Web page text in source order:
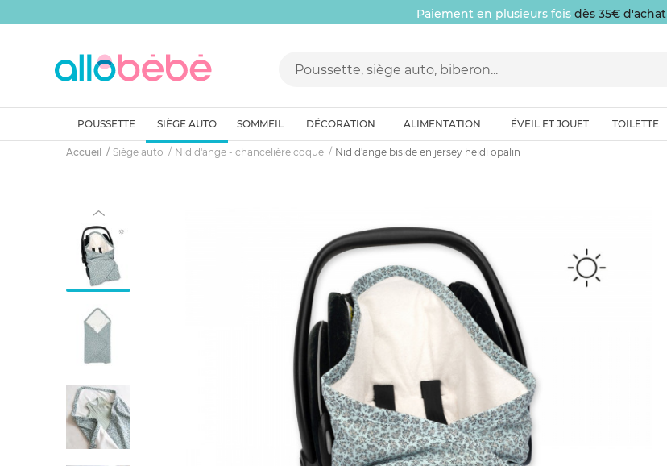
Paiement en plusieurs fois dès 35€ d'achat
POUSSETTE SIÈGE AUTO SOMMEIL DÉCORATION ALIMENTATION ÉVEIL ET JOUET TOILETTE
Accueil Siège auto Nid d'ange - chancelière coque Nid d'ange biside en jersey heidi opalin